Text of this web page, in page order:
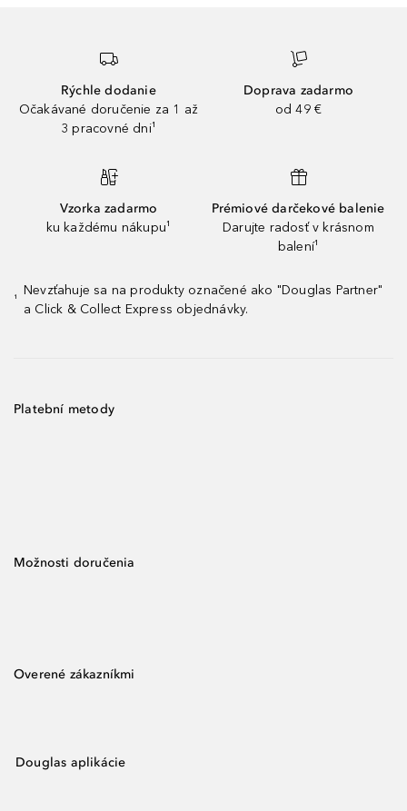
Rýchle dodanie
Očakávané doručenie za 1 až
3 pracovné dni¹
Doprava zadarmo
od 49 €
Vzorka zadarmo
ku každému nákupu¹
Prémiové darčekové balenie
Darujte radosť v krásnom
balení¹
¹
Nevzťahuje sa na produkty označené ako "Douglas Partner"
a Click & Collect Express objednávky.
Platební metody
Možnosti doručenia
Overené zákazníkmi
Douglas aplikácie